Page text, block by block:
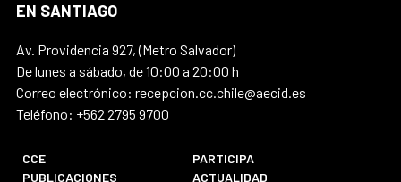
EN SANTIAGO
Av. Providencia 927, (Metro Salvador)
De lunes a sábado, de 10:00 a 20:00 h
Correo electrónico: recepcion.cc.chile@aecid.es
Teléfono: +562 2795 9700
CCE
PARTICIPA
PUBLICACIONES
ACTUALIDAD